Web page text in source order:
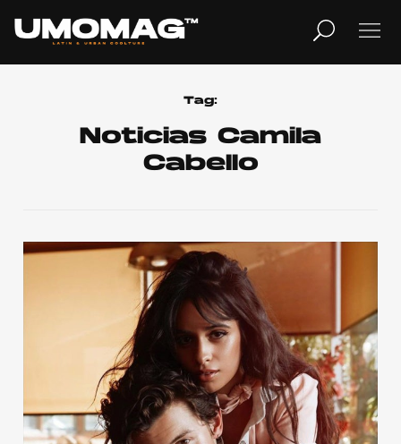
TV
Home
Cover Story
Publicidad
Tag:
Noticias Camila
Cabello